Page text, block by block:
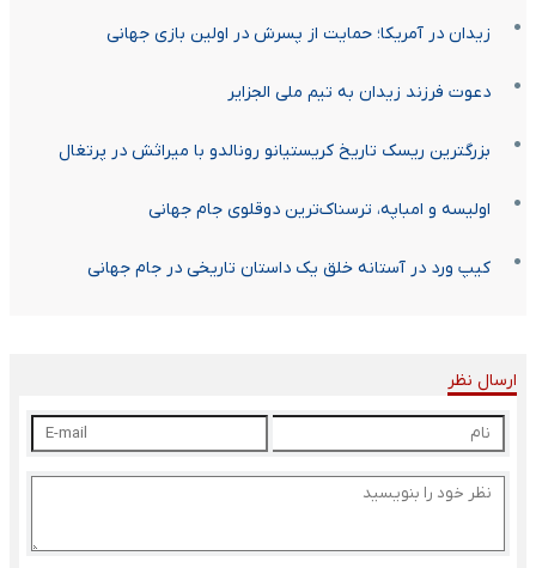
زیدان در آمریکا؛ حمایت از پسرش در اولین بازی جهانی
دعوت فرزند زیدان به تیم ملی الجزایر
بزرگترین ریسک تاریخ کریستیانو رونالدو با میراثش در پرتغال
اولیسه و امباپه، ترسناک‌ترین دوقلوی جام جهانی
کیپ ورد در آستانه خلق یک داستان تاریخی در جام جهانی
ارسال نظر